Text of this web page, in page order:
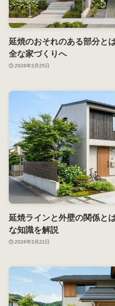
延焼のおそれのある部分と
全な家づくりへ
2026年3月25日
延焼ラインと外壁の関係と
な知識を解説
2026年3月22日